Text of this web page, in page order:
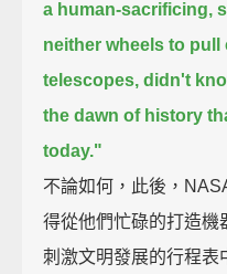
a human-sacrificing,
neither wheels to
telescopes, didn't
the dawn of history
today."
不論如何，此後，
得從他們忙碌的打造機
刺激文明發展的行程表